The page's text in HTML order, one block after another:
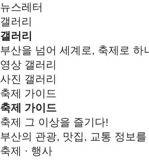
뉴스레터
갤러리
갤러리
부산을 넘어 세계로, 축제로
영상 갤러리
사진 갤러리
축제 가이드
축제 가이드
축제 그 이상을 즐기다!
부산의 관광, 맛집, 교통 정보
축제 · 행사